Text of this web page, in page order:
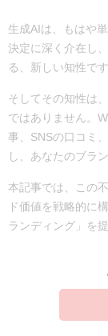
生成AIは、もはや
決定に深く介在し
る、新しい知性です
そしてその知性は
ではありません。
事、SNSの口コミ
し、あなたのブラ
本記事では、この
ド価値を戦略的に
ランディング」を